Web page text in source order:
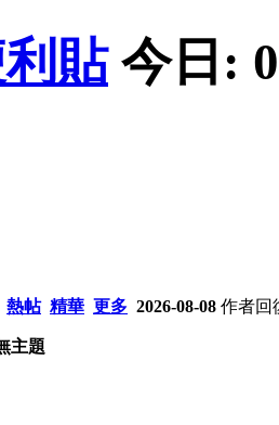
貼 今日: 0
熱帖 精華 更多 2026-08-08 作者回
主題